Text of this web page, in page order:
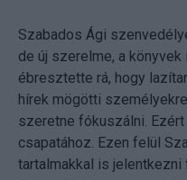
Szabados Ági
de új szerelme, a
ébresztette rá, hogy
hírek mögötti
szeretne fókuszálni.
csapatához. Ezen felül
tartalmakkal is jelentkezni